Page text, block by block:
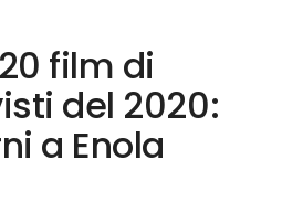
film di
del 2020:
a Enola